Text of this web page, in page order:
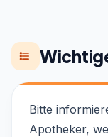
Bitte
Apotheker,